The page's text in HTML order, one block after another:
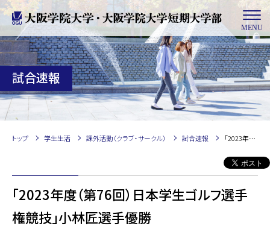
MENU
試合速報
トップ 学生生活 課外活動（クラブ・サークル） 試合速報 「2023年度（第76回）日本学生ゴルフ選手権競技」小林匠選手優勝「2023年度（第59回）日本女子学生ゴルフ選手権競技」坂下一葉選手優勝
「2023年度（第76回）日本学生ゴルフ選手
権競技」小林匠選手優勝